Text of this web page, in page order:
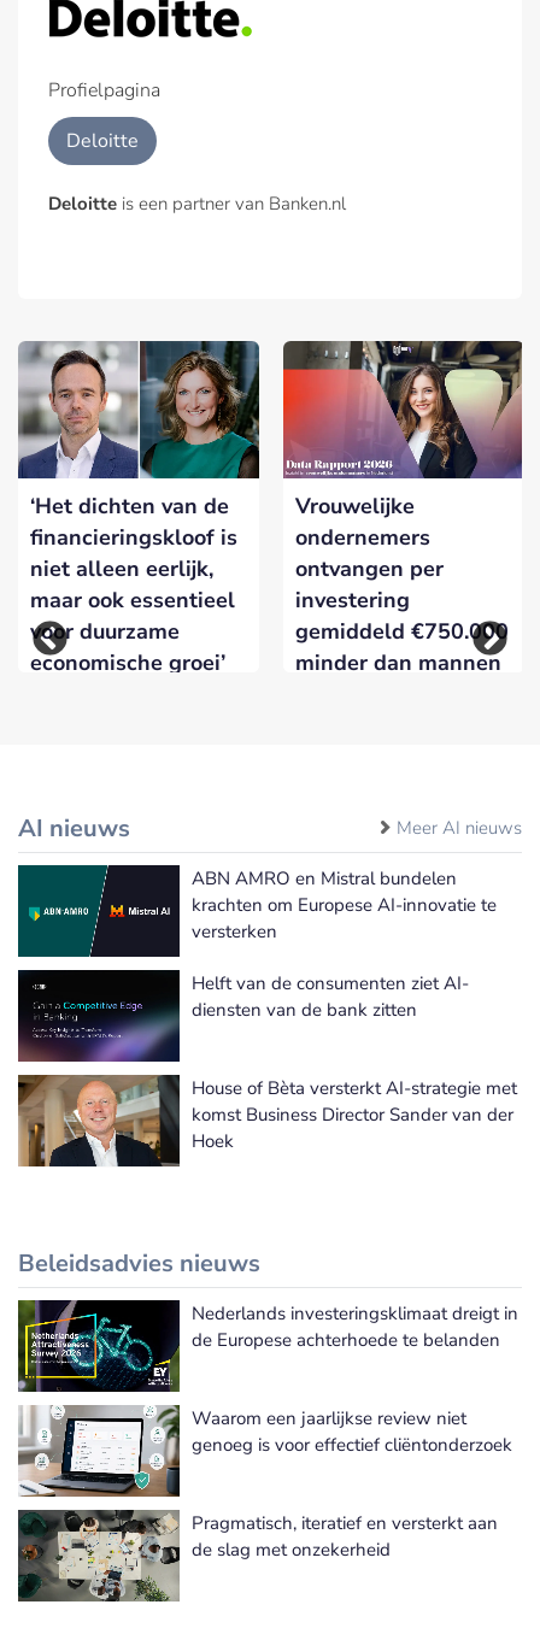
Profielpagina
Deloitte
Deloitte is een partner van Banken.nl
‘Het dichten van de
financieringskloof is
niet alleen eerlijk,
maar ook essentieel
voor duurzame
economische groei’
Vrouwelijke
ondernemers
ontvangen per
investering
gemiddeld €750.000
minder dan mannen
AI nieuws Meer AI nieuws
ABN AMRO en Mistral bundelen
krachten om Europese AI-innovatie te
versterken
Helft van de consumenten ziet AI-
diensten van de bank zitten
House of Bèta versterkt AI-strategie met
komst Business Director Sander van der
Hoek
Beleidsadvies nieuws
Meer Beleidsadvies nieuws
Nederlands investeringsklimaat dreigt in
de Europese achterhoede te belanden
Waarom een jaarlijkse review niet
genoeg is voor effectief cliëntonderzoek
Pragmatisch, iteratief en versterkt aan
de slag met onzekerheid